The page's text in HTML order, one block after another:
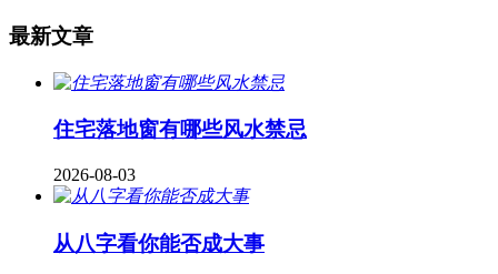
最新文章
住宅落地窗有哪些风水禁忌
2026-08-03
从八字看你能否成大事